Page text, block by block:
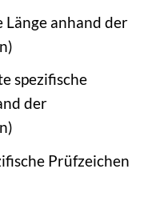
Länge anhand der
spezifische
der
Prüfzeichen